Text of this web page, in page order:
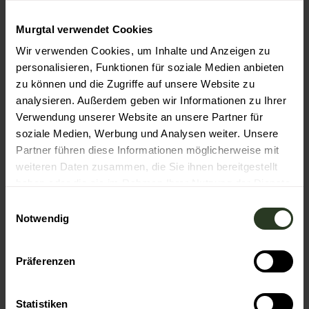
Murgtal verwendet Cookies
Wir verwenden Cookies, um Inhalte und Anzeigen zu
personalisieren, Funktionen für soziale Medien anbieten
zu können und die Zugriffe auf unsere Website zu
analysieren. Außerdem geben wir Informationen zu Ihrer
Verwendung unserer Website an unsere Partner für
soziale Medien, Werbung und Analysen weiter. Unsere
Partner führen diese Informationen möglicherweise mit
weiteren Daten zusammen, die Sie ihnen bereitgestellt
Notwendig
Präferenzen
Statistiken
Toureigenschaften
Einkehrmöglichkeit
Ausrüstung
Festes Schuhwerk empfehlenswert.
Anreise & Parken
54), Abfahrt Rastatt, weiter über B462 nach Gaggenau.
Kostenlose Parkplätze an der Jahnhalle in Gaggenau.